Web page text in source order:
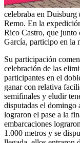
celebraba en Duisburg
Remo. En la
Rico Castro, que
García, participo en la
Su participación
celebración de las
participantes en el
ganar con relativa
semifinales y eludir
disputadas el domingo
lograron el pase a la
embarcaciones
1.000 metros y se